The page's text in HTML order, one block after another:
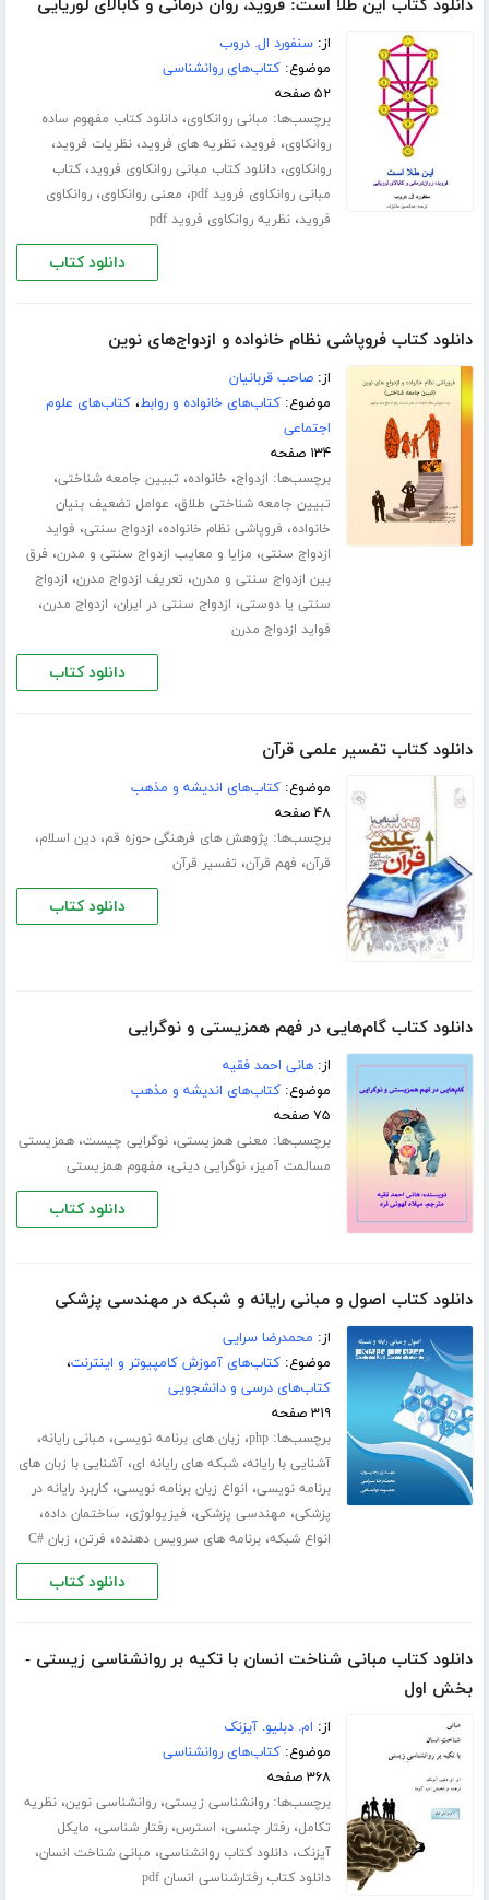
دانلود کتاب این طلا است: فروید، روان‌ درمانی و کابالای لوریایی
از:سنفورد ال. دروب
موضوع:کتاب‌های روانشناسی
۵۲ صفحه
برچسب‌ها: مبانی روانکاوی،دانلود کتاب مفهوم ساده
روانکاوی، فروید،نظریه های فروید،نظریات فروید،
روانکاوی،دانلود کتاب مبانی روانکاوی فروید،کتاب
مبانی روانکاوی فروید pdf
، معنی روانکاوی،روانکاوی
فروید،نظریه روانکاوی فروید pdf
دانلود کتاب
دانلود کتاب فروپاشی نظام خانواده و ازدواج‌های نوین
از:صاحب قربانیان
موضوع:کتاب‌های خانواده و روابط،کتاب‌های علوم
اجتماعی
۱۳۴ صفحه
برچسب‌ها: ازدواج، خانواده، تبیین جامعه شناختی،
تبیین جامعه شناختی طلاق، عوامل تضعیف بنیان
خانواده، فروپاشی نظام خانواده، ازدواج سنتی، فواید
ازدواج سنتی، مزایا و معایب ازدواج سنتی و مدرن، فرق
بین ازدواج سنتی و مدرن، تعریف ازدواج مدرن، ازدواج
سنتی یا دوستی، ازدواج سنتی در ایران، ازدواج مدرن،
فواید ازدواج مدرن
دانلود کتاب
دانلود کتاب تفسیر علمی قرآن
موضوع:کتاب‌های اندیشه و مذهب
۴۸ صفحه
برچسب‌ها: پژوهش های فرهنگی حوزه قم،دین اسلام،
قرآن، فهم قرآن، تفسیر قرآن
دانلود کتاب
دانلود کتاب گام‌هایی در فهم همزیستی و نوگرایی
از:هانی احمد فقیه
موضوع:کتاب‌های اندیشه و مذهب
۷۵ صفحه
برچسب‌ها: معنی همزیستی،نوگرایی چیست،همزیستی
مسالمت آمیز،نوگرایی دینی، مفهوم همزیستی
دانلود کتاب
دانلود کتاب اصول و مبانی رایانه و شبکه در مهندسی پزشکی
از: محمدرضا سرایی
موضوع:کتاب‌های آموزش کامپیوتر و اینترنت،
کتاب‌های درسی و دانشجویی
۳۱۹ صفحه
برچسب‌ها:php، زبان های برنامه نویسی، مبانی رایانه،
آشنایی با رایانه،شبکه های رایانه ای،آشنایی با زبان های
برنامه نویسی، انواع زبان برنامه نویسی،کاربرد رایانه در
پزشکی، مهندسی پزشکی، فیزیولوژی، ساختمان داده،
انواع شبکه،برنامه های سرویس دهنده، فرتن، زبان #C
دانلود کتاب
دانلود کتاب مبانی شناخت انسان با تکیه بر روانشناسی زیستی -
بخش اول
از: ام. دبلیو. آیزنک
موضوع:کتاب‌های روانشناسی
۳۶۸ صفحه
برچسب‌ها:روانشناسی زیستی،روانشناسی نوین،نظریه
تکامل،رفتار جنسی، استرس،رفتار شناسی، مایکل
آیزنک،دانلود کتاب روانشناسی، مبانی شناخت انسان،
دانلود کتاب رفتارشناسی انسان pdf